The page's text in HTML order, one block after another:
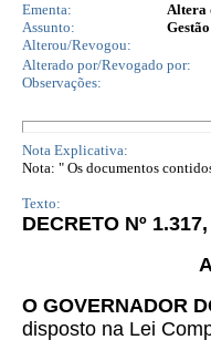
Ementa:
Altera
Assunto:
Alterou/Revogou:
Alterado por/Revogado por:
Observações:
Nota Explicativa:
Nota: " Os documentos
Texto:
DECRETO Nº
O GOVERNADOR
disposto na Lei